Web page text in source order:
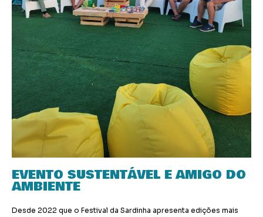
EVENTO SUSTENTÁVEL E AMIGO DO
AMBIENTE
Desde 2022 que o Festival da Sardinha apresenta edições mais